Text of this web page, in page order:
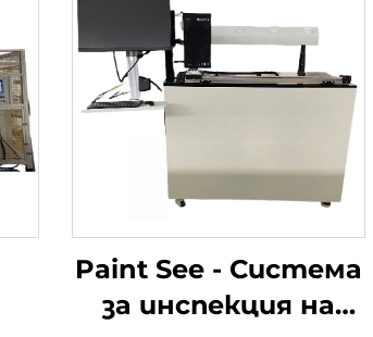
Paint See - Система
за инспекция на